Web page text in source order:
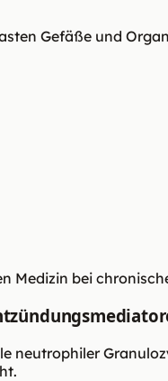
Gefäße und
Medizin bei
neutrophiler